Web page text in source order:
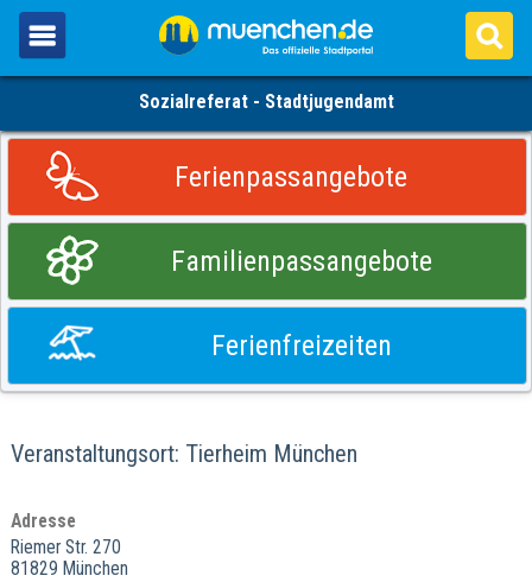
Sozialreferat - Stadtjugendamt
Ferienpassangebote
Familienpassangebote
Ferienfreizeiten
Veranstaltungsort: Tierheim München
Adresse
Riemer Str. 270
81829 München